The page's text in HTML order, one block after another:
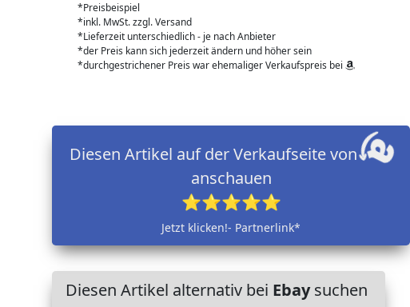
*Preisbeispiel
*inkl. MwSt. zzgl. Versand
*Lieferzeit unterschiedlich - je nach Anbieter
*der Preis kann sich jederzeit ändern und höher sein
*durchgestrichener Preis war ehemaliger Verkaufspreis bei
Diesen Artikel auf der Verkaufseite von
anschauen
⭐⭐⭐⭐⭐
Jetzt klicken!- Partnerlink*
Diesen Artikel alternativ bei Ebaysuchen